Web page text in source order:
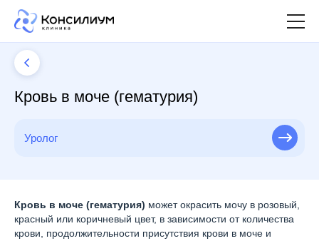
Кровь в моче (гематурия)
Уролог
Кровь в моче (гематурия) может окрасить мочу в розовый,
красный или коричневый цвет, в зависимости от количества
крови, продолжительности присутствия крови в моче и